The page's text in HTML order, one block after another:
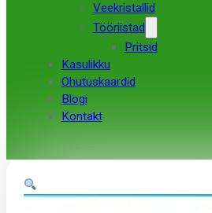
Veekristallid
Tööriistad
Pritsid
Kasulikku
Ohutuskaardid
Blogi
Kontakt